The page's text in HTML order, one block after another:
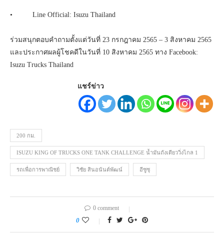
• Line Official: Isuzu Thailand
ร่วมสนุกตอบคำถามตั้งแต่วันที่ 23 กรกฎาคม 2565 – 3 สิงหาคม 2565
และประกาศผลผู้โชคดีในวันที่ 10 สิงหาคม 2565 ทาง Facebook:
Isuzu Trucks Thailand
แชร์ข่าว
200 กม.
ISUZU KING OF TRUCKS ONE TANK CHALLENGE น้ำมันถังเดียววิ่งไกล 1
รถเพื่อการพาณิชย์ วิชัย สินอนันต์พัฒน์ อีซูซุ
0 comment
0